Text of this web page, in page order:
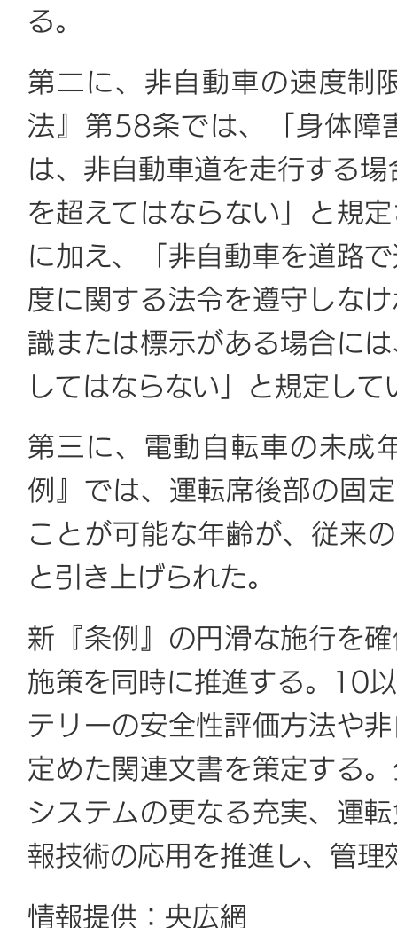
る。
第二に、非自動車の速度制
法』第58条では、「身体障
は、非自動車道を走行する
を超えてはならない」と規
に加え、「非自動車を道路
度に関する法令を遵守しな
識または標示がある場合に
してはならない」と規定して
第三に、電動自転車の未成
例』では、運転席後部の固
ことが可能な年齢が、従来
と引き上げられた。
新『条例』の円滑な施行を
施策を同時に推進する。10
テリーの安全性評価方法や
定めた関連文書を策定する
システムの更なる充実、運
報技術の応用を推進し、管
情報提供：央広網